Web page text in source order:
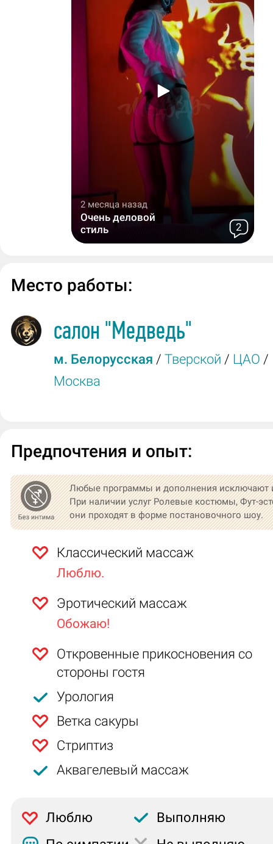
2 месяца назад
Очень деловой
стиль
2
Место работы:
салон "Медведь"
м. Белорусская / Тверской / ЦАО /
Москва
Предпочтения и опыт:
Любые программы и дополнения исключают
При наличии услуг Ролевые костюмы, Фут-
они проходят в форме постановочного шоу.
Классический массаж
Люблю.
Эротический массаж
Обожаю!
Откровенные прикосновения со
стороны гостя
Урология
Ветка сакуры
Стриптиз
Аквагелевый массаж
Люблю
Выполняю